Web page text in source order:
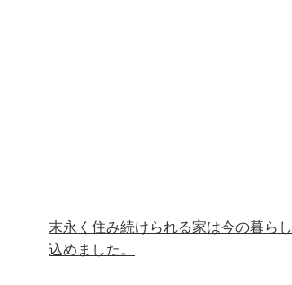
末永く住み続けられる家は今の暮ら
込めました。